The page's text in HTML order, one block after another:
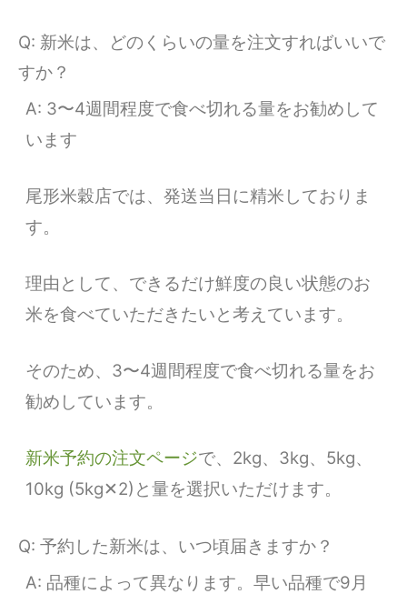
Q: 新米は、どのくらいの量を注文すればいいで
すか？
A: 3〜4週間程度で食べ切れる量をお勧めして
います
尾形米穀店では、発送当日に精米しておりま
す。
理由として、できるだけ鮮度の良い状態のお
米を食べていただきたいと考えています。
そのため、3〜4週間程度で食べ切れる量をお
勧めしています。
新米予約の注文ページで、2kg、3kg、5kg、
10kg (5kg✕2)と量を選択いただけます。
Q: 予約した新米は、いつ頃届きますか？
A: 品種によって異なります。早い品種で9月